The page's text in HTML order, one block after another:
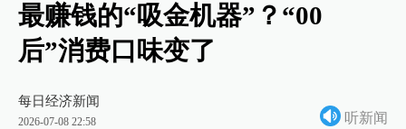
最赚钱的“吸金机器”？“00
后”消费口味变了
每日经济新闻
2026-07-08 22:58 听新闻